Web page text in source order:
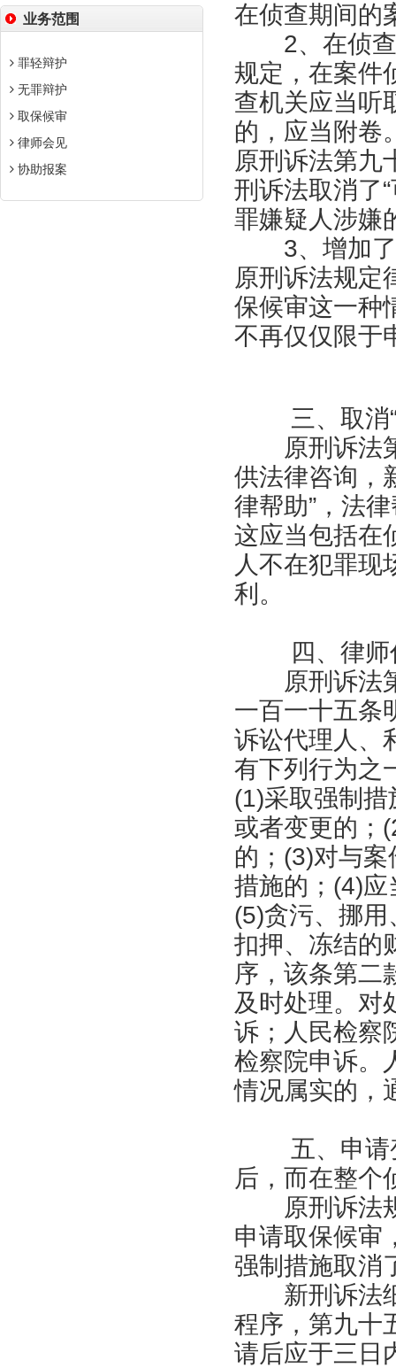
业务范围
罪轻辩护
无罪辩护
取保候审
律师会见
协助报案
在侦查期间的
2、在侦查
规定，在案件
查机关应当听
的，应当附卷
原刑诉法第九
刑诉法取消了
罪嫌疑人涉嫌
3、增加了
原刑诉法规定
保候审这一种
不再仅仅限于
三、取消“
原刑诉法第
供法律咨询，
律帮助”，法
这应当包括在
人不在犯罪现
利。
四、律师代
原刑诉法第
一百一十五条
诉讼代理人、
有下列行为之
(1)采取强制
或者变更的；
的；(3)对与
措施的；(4)
(5)贪污、挪
扣押、冻结的
序，该条第二
及时处理。对
诉；人民检察
检察院申诉。
情况属实的，
五、申请变
后，而在整个
原刑诉法规
申请取保候审
强制措施取消
新刑诉法细
程序，第九十
请后应于三日